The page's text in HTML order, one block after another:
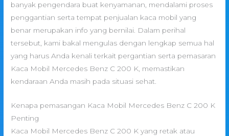
banyak pengendara buat kenyamanan, mendalami proses
penggantian serta tempat penjualan kaca mobil yang
benar merupakan info yang bernilai. Dalam perihal
tersebut, kami bakal mengulas dengan lengkap semua hal
yang harus Anda kenali terkait pergantian serta pemasaran
Kaca Mobil Mercedes Benz C 200 K, memastikan
kendaraan Anda masih pada situasi sehat.
Kenapa pemasangan Kaca Mobil Mercedes Benz C 200 K
Penting
Kaca Mobil Mercedes Benz C 200 K yang retak atau